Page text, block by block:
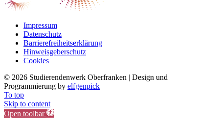
Impressum
Datenschutz
Barrierefreiheitserklärung
Hinweisgeberschutz
Cookies
© 2026 Studierendenwerk Oberfranken | Design und
Programmierung by elfgenpick
To top
Skip to content
Open toolbar